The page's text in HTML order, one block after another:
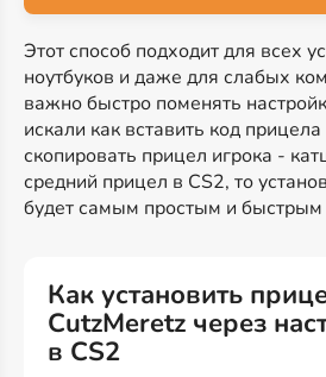
Этот способ подходит для всех
ноутбуков и даже для слабых
важно быстро поменять
искали как вставить код
скопировать прицел игрока -
средний прицел в CS2, то
будет самым простым и
Как установить
CutzMeretz через
в CS2